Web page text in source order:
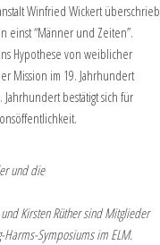
Winfried Wickert überschrieb
einst “Männer und Zeiten”.
Hypothese von weiblicher
Mission im 19. Jahrhundert
bestätigt sich für
und die
Kirsten Rüther sind Mitglieder
Symposiums im ELM.